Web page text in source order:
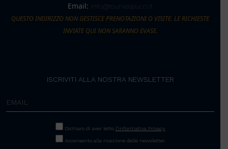
Email: info@tourvespucci.it
QUESTO INDIRIZZO NON GESTISCE PRENOTAZIONI O VISITE. LE RICHIESTE
INVIATE QUI NON SARANNO EVASE.
ISCRIVITI ALLA NOSTRA NEWSLETTER
Dichiaro di aver letto l’Informativa Privacy.
Acconsento alla ricezione delle newsletter.